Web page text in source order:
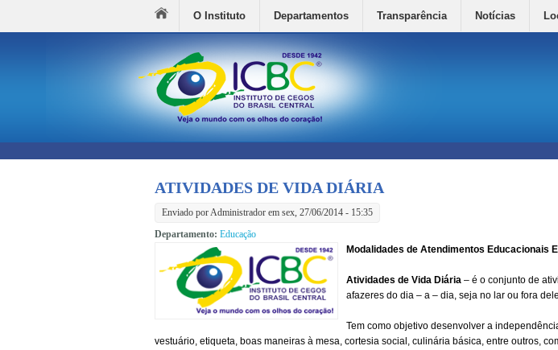
O Instituto Departamentos Transparência Notícias
ATIVIDADES DE VIDA DIÁRIA
Enviado porAdministrador em sex, 27/06/2014 - 15:35
Departamento: Educação
Modalidades de Atendimentos Educacionais
Atividades de Vida Diária – é o conjunto de
afazeres do dia – a – dia, seja no lar ou fora
Tem como objetivo desenvolver a
vestuário, etiqueta, boas maneiras à mesa, cortesia social, culinária básica, entre outros,